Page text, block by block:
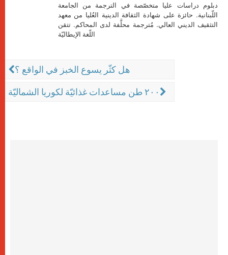
دبلوم دراسات عليا متخصّصة في الترجمة من الجامعة
اللّبنانية. حائزة على شهادة الثقافة الدينية العُليا من معهد
التثقيف الديني العالي. مُترجمة محلَّفة لدى المحاكم. تتقن
اللّغة الإيطاليّة
هل كثّر يسوع الخبز في الواقع ؟
٢٠٠ طن مساعدات غذائيّة لكوريا الشماليّة